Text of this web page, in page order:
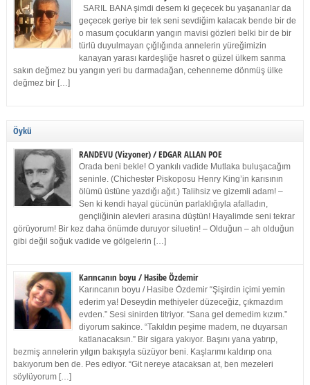
SARIL BANA şimdi desem ki geçecek bu yaşananlar da
geçecek geriye bir tek seni sevdiğim kalacak bende bir de
o masum çocukların yangın mavisi gözleri belki bir de bir
türlü duyulmayan çığlığında annelerin yüreğimizin
kanayan yarası kardeşliğe hasret o güzel ülkem sanma
sakın değmez bu yangın yeri bu darmadağan, cehenneme dönmüş ülke
değmez bir […]
Öykü
RANDEVU (Vizyoner) / EDGAR ALLAN POE
Orada beni bekle! O yankılı vadide Mutlaka buluşacağım
seninle. (Chichester Piskoposu Henry King’in karısının
ölümü üstüne yazdığı ağıt.) Talihsiz ve gizemli adam! –
Sen ki kendi hayal gücünün parlaklığıyla afalladın,
gençliğinin alevleri arasına düştün! Hayalimde seni tekrar
görüyorum! Bir kez daha önümde duruyor siluetin! – Olduğun – ah olduğun
gibi değil soğuk vadide ve gölgelerin […]
Karıncanın boyu / Hasibe Özdemir
Karıncanın boyu / Hasibe Özdemir “Şişirdin içimi yemin
ederim ya! Deseydin methiyeler düzeceğiz, çıkmazdım
evden.” Sesi sinirden titriyor. “Sana gel demedim kızım.”
diyorum sakince. “Takıldın peşime madem, ne duyarsan
katlanacaksın.” Bir sigara yakıyor. Başını yana yatırıp,
bezmiş annelerin yılgın bakışıyla süzüyor beni. Kaşlarımı kaldırıp ona
bakıyorum ben de. Pes ediyor. “Git nereye atacaksan at, ben mezeleri
söylüyorum […]